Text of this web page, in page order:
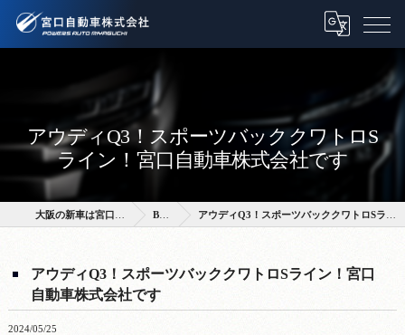
アウディQ3！スポーツバッククワトロS
ライン！宮口自動車株式会社です
BLOG アウディQ3！スポーツバッククワトロSライン！宮口自動車株式会社です
アウディQ3！スポーツバッククワトロSライン！宮口
自動車株式会社です
2024/05/25